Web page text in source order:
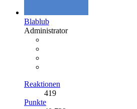
Blablub
Administrator
Reaktionen
419
Punkte